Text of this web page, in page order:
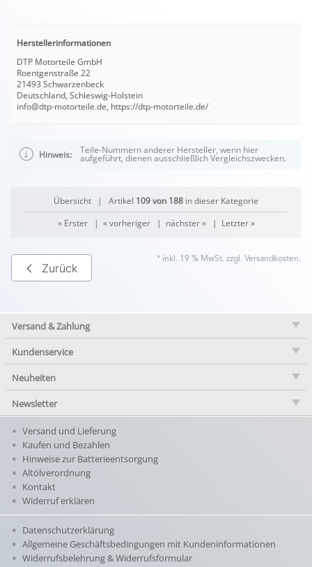
Herstellerinformationen
DTP Motorteile GmbH
Roentgenstraße 22
21493 Schwarzenbeck
Deutschland, Schleswig-Holstein
info@dtp-motorteile.de, https://dtp-motorteile.de/
Hinweis: Teile-Nummern anderer Hersteller, wenn hier
aufgeführt, dienen ausschließlich Vergleichszwecken.
Übersicht | Artikel 109 von 188 in dieser Kategorie
« Erster| « vorheriger| nächster »| Letzter »
Zurück
* inkl. 19 % MwSt. zzgl. Versandkosten.
Versand & Zahlung
Kundenservice
Neuheiten
Newsletter
Versand und Lieferung
Kaufen und Bezahlen
Hinweise zur Batterieentsorgung
Altölverordnung
Kontakt
Widerruf erklären
Datenschutzerklärung
Allgemeine Geschäftsbedingungen mit Kundeninformationen
Widerrufsbelehrung & Widerrufsformular